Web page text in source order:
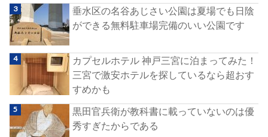
垂水区の名谷あじさい公園は夏場でも日陰
ができる無料駐車場完備のいい公園です
カプセルホテル 神戸三宮に泊まってみた！
三宮で激安ホテルを探しているなら超おす
すめかも
黒田官兵衛が教科書に載っていないのは優
秀すぎたからである